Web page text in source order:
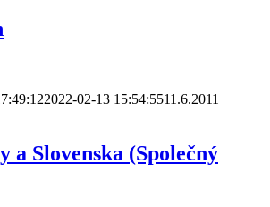
2022-02-13 15:54:5511.6.2011
a Slovenska (Společný